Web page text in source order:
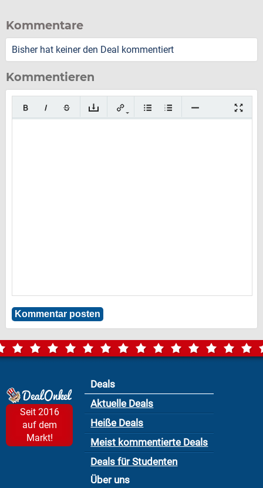
Kommentare
Bisher hat keiner den Deal kommentiert
Kommentieren
Seit 2016
auf dem
Markt!
Deals
Aktuelle Deals
Heiße Deals
Meist kommentierte Deals
Deals für Studenten
Über uns